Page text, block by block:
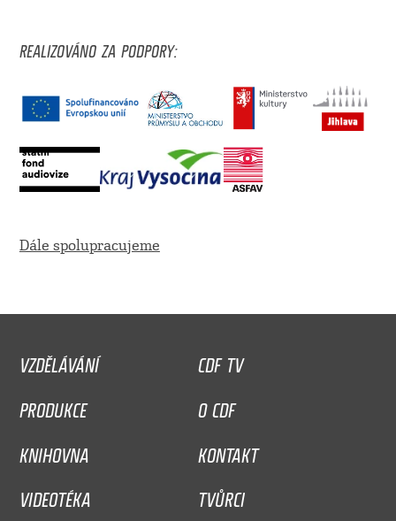
REALIZOVÁNO ZA PODPORY:
Dále spolupracujeme
VZDĚLÁVÁNÍ
CDF TV
PRODUKCE
O CDF
KNIHOVNA
KONTAKT
VIDEOTÉKA
TVŮRCI